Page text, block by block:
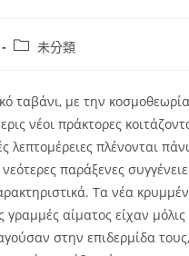
Post未分類
ταβάνι, με την
νέοι πράκτορες
λεπτομέρειες πλένονται
παράξενες
Τα νέα
γραμμές αίματος είχαν
στην επιδερμίδα